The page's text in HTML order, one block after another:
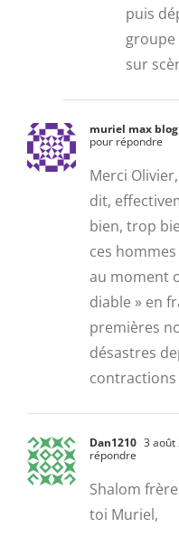
puis
groupe
sur
muriel max blog
pour répondre
Merci
dit,
bien, trop
ces
au moment
diable » en
premières
désastres
contractions
Dan1210 3 août
répondre
Shalom
toi Muriel,